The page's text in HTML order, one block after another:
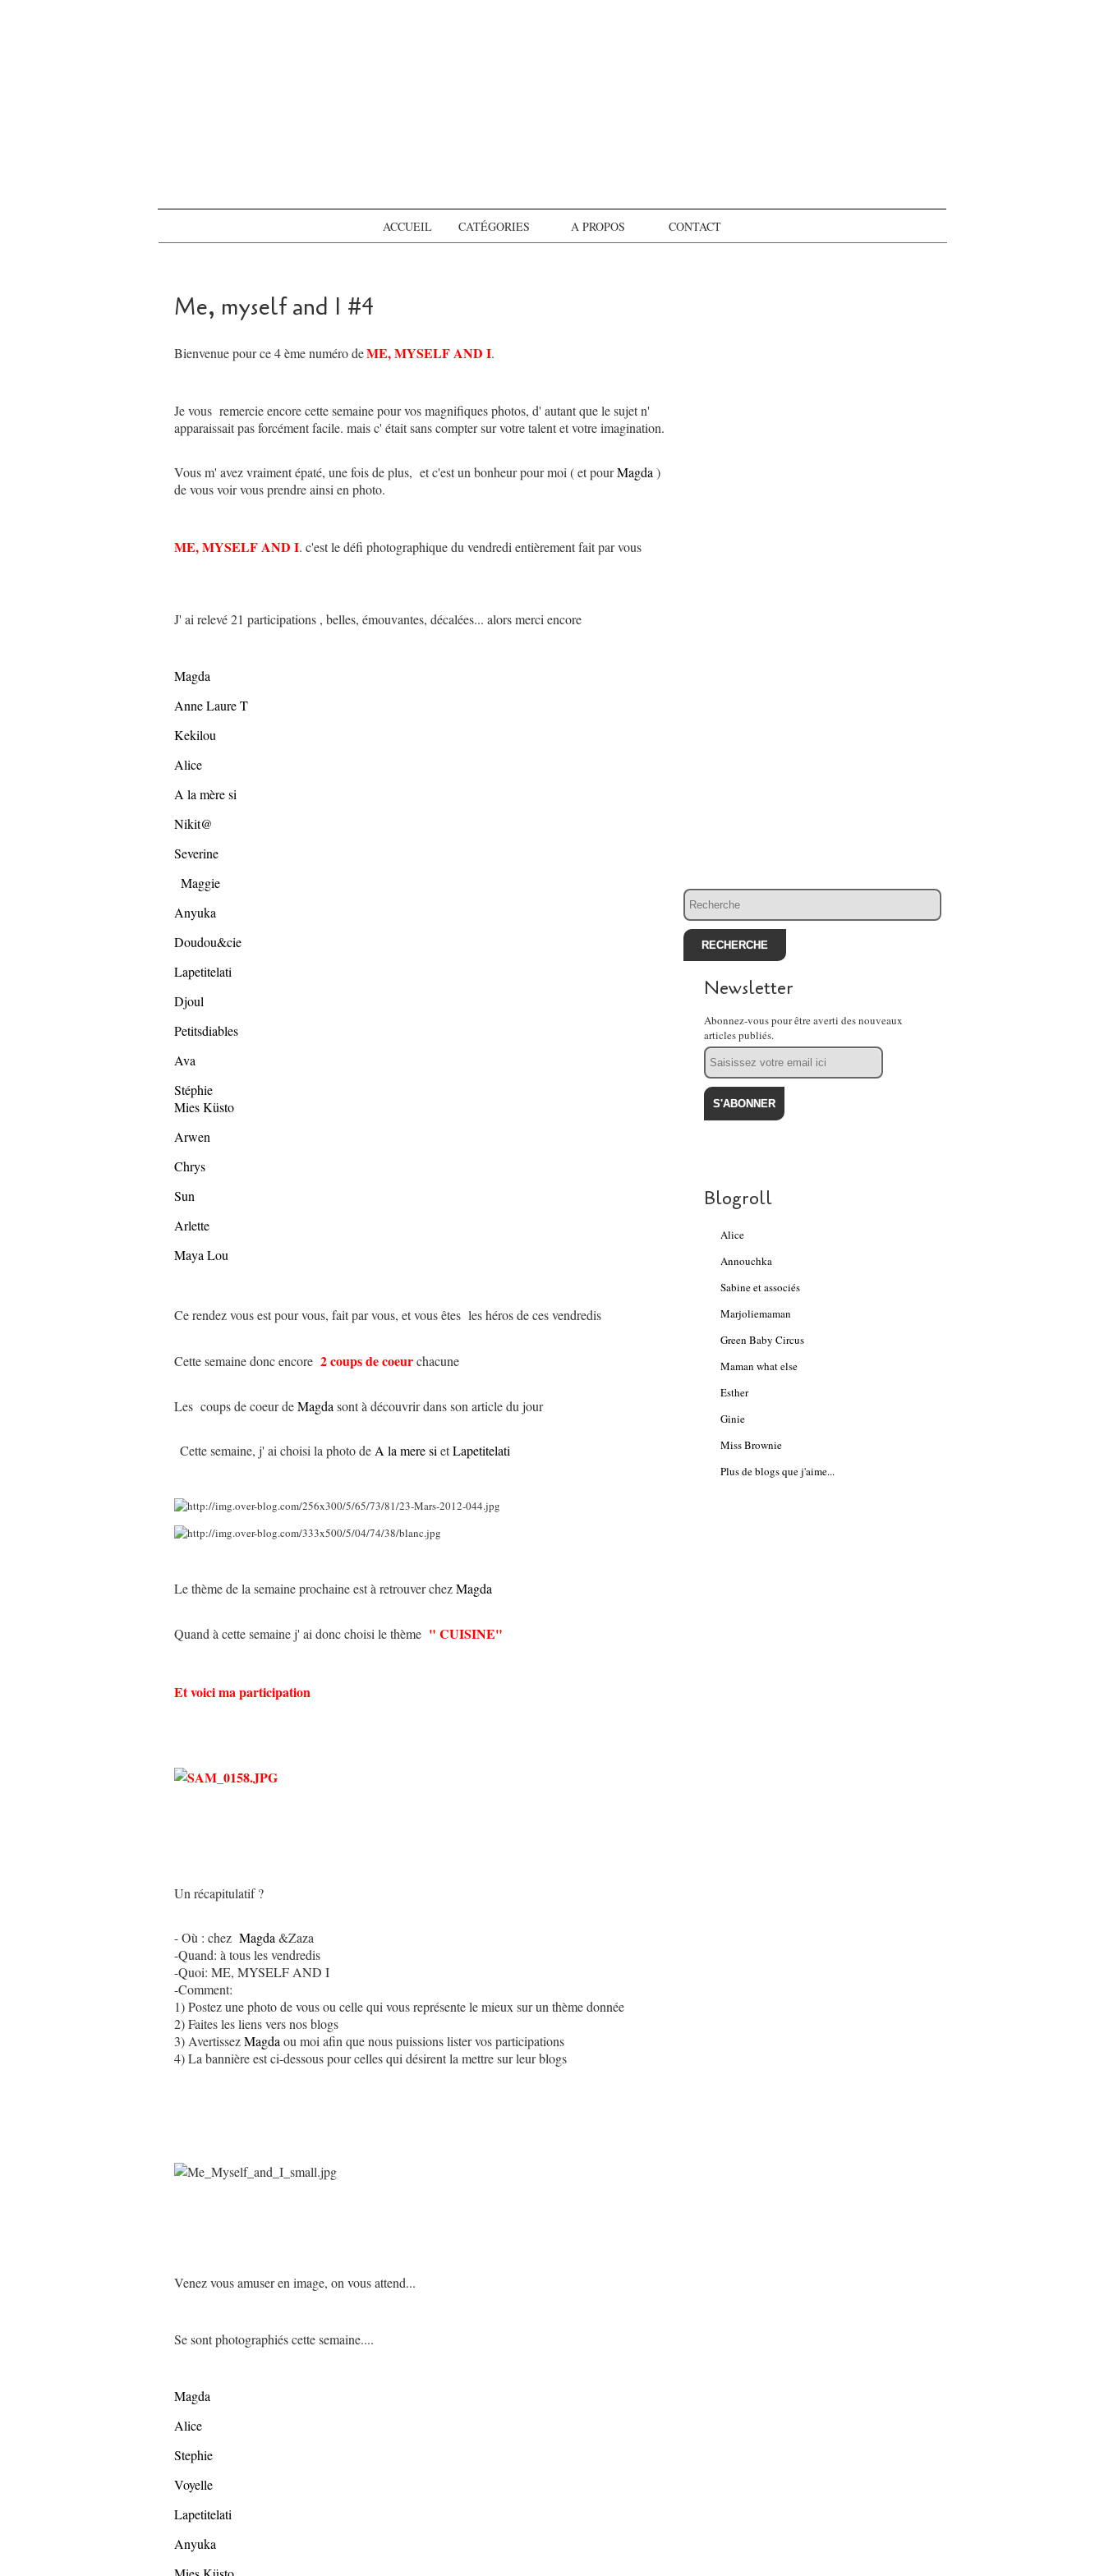
ACCUEIL CATÉGORIES A PROPOS CONTACT
Me, myself and I #4
Bienvenue pour ce 4 ème numéro deME, MYSELF AND I.
Je vous remercie encore cette semaine pour vos magnifiques photos, d' autant que le sujet n'
apparaissait pas forcément facile. mais c' était sans compter sur votre talent et votre imagination.
Vous m' avez vraiment épaté, une fois de plus, et c'est un bonheur pour moi ( et pourMagda )
de vous voir vous prendre ainsi en photo.
ME, MYSELF AND I. c'est le défi photographique du vendredi entièrement fait par vous
J' ai relevé 21 participations , belles, émouvantes, décalées... alors merci encore
Magda
Anne Laure T
Kekilou
Alice
A la mère si
Nikit@
Severine
Maggie
Anyuka
Doudou&cie
Lapetitelati
Djoul
Petitsdiables
Ava
Stéphie
Mies Küsto
Arwen
Chrys
Sun
Arlette
Maya Lou
Ce rendez vous est pour vous, fait par vous, et vous êtes les héros de ces vendredis
Cette semaine donc encore 2 coups de coeurchacune
Les coups de coeur deMagda sont à découvrir dans son article du jour
Cette semaine, j' ai choisi la photo de A la mere si etLapetitelati
Le thème de la semaine prochaine est à retrouver chezMagda
Quand à cette semaine j' ai donc choisi le thème " CUISINE"
Et voici ma participation
Un récapitulatif ?
- Où : chez Magda &Zaza
-Quand: à tous les vendredis
-Quoi: ME, MYSELF AND I
-Comment:
1) Postez une photo de vous ou celle qui vous représente le mieux sur un thème donnée
2) Faites les liens vers nos blogs
3) AvertissezMagda ou moi afin que nous puissions lister vos participations
4) La bannière est ci-dessous pour celles qui désirent la mettre sur leur blogs
Venez vous amuser en image, on vous attend...
Se sont photographiés cette semaine....
Magda
Alice
Stephie
Voyelle
Lapetitelati
Anyuka
Newsletter
Abonnez-vous pour être averti des nouveaux
articles publiés.
Email
Blogroll
Alice
Annouchka
Sabine et associés
Marjoliemaman
Green Baby Circus
Maman what else
Esther
Ginie
Miss Brownie
Plus de blogs que j'aime...